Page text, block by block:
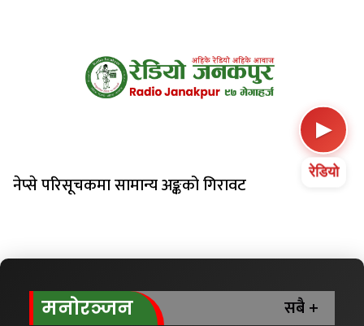
▶
रेडियो
नेप्से परिसूचकमा सामान्य अङ्कको गिरावट
मनोरञ्जन सबै +